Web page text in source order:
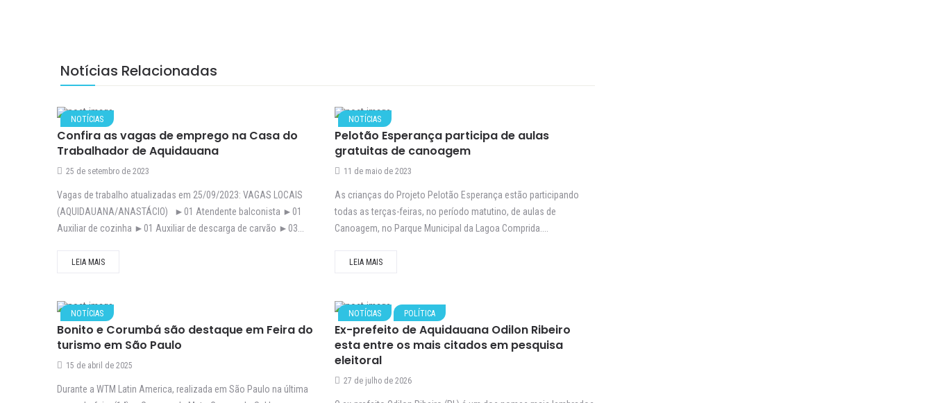
Notícias Relacionadas
NOTÍCIAS
Confira as vagas de emprego na Casa do
Trabalhador de Aquidauana
25 de setembro de 2023
Vagas de trabalho atualizadas em 25/09/2023: VAGAS LOCAIS
(AQUIDAUANA/ANASTÁCIO) ►01 Atendente balconista ►01
Auxiliar de cozinha ►01 Auxiliar de descarga de carvão ►03...
LEIA MAIS
NOTÍCIAS
Pelotão Esperança participa de aulas
gratuitas de canoagem
11 de maio de 2023
As crianças do Projeto Pelotão Esperança estão participando
todas as terças-feiras, no período matutino, de aulas de
Canoagem, no Parque Municipal da Lagoa Comprida....
LEIA MAIS
NOTÍCIAS
Bonito e Corumbá são destaque em Feira do
turismo em São Paulo
15 de abril de 2025
Durante a WTM Latin America, realizada em São Paulo na última
NOTÍCIAS POLÍTICA
Ex-prefeito de Aquidauana Odilon Ribeiro
esta entre os mais citados em pesquisa
eleitoral
27 de julho de 2026